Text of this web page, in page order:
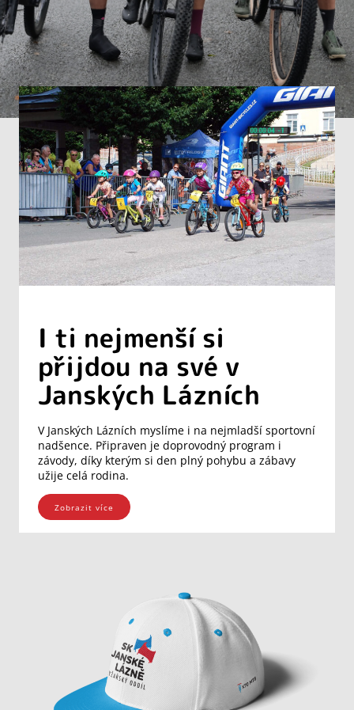
I ti nejmenší si
přijdou na své v
Janských Lázních
V Janských Lázních myslíme i na nejmladší sportovní
nadšence. Připraven je doprovodný program i
závody, díky kterým si den plný pohybu a zábavy
užije celá rodina.
Zobrazit více